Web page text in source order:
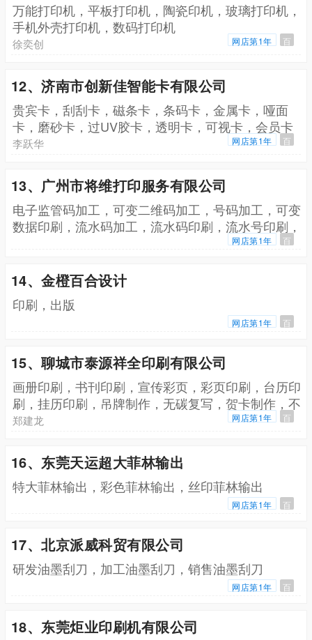
万能打印机，平板打印机，陶瓷印机，玻璃打印机，
手机外壳打印机，数码打印机
徐奕创 网店第1年 百
12、济南市创新佳智能卡有限公司
贵宾卡，刮刮卡，磁条卡，条码卡，金属卡，哑面
卡，磨砂卡，过UV胶卡，透明卡，可视卡，会员卡
李跃华 网店第1年 百
13、广州市将维打印服务有限公司
电子监管码加工，可变二维码加工，号码加工，可变
数据印刷，流水码加工，流水码印刷，流水号印刷，
随机码印刷，随机号印刷，乱码加工印刷，监管码
网店第1年 百
14、金橙百合设计
印刷，出版
网店第1年 百
15、聊城市泰源祥全印刷有限公司
画册印刷，书刊印刷，宣传彩页，彩页印刷，台历印
刷，挂历印刷，吊牌制作，无碳复写，贺卡制作，不
干胶印刷，信笺制作
郑建龙 网店第1年 百
16、东莞天运超大菲林输出
特大菲林输出，彩色菲林输出，丝印菲林输出
网店第1年 百
17、北京派威科贸有限公司
研发油墨刮刀，加工油墨刮刀，销售油墨刮刀
网店第1年 百
18、东莞炬业印刷机有限公司